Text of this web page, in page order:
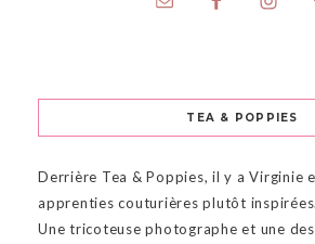
TEA & POPPIES
Derrière Tea & Poppies, il y a Virginie
apprenties couturières plutôt inspirées.
Une tricoteuse photographe et une